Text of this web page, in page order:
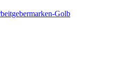
Golb